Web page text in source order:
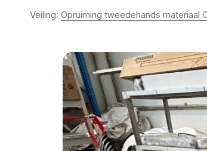
Veiling: Opruiming tweedehands materiaal